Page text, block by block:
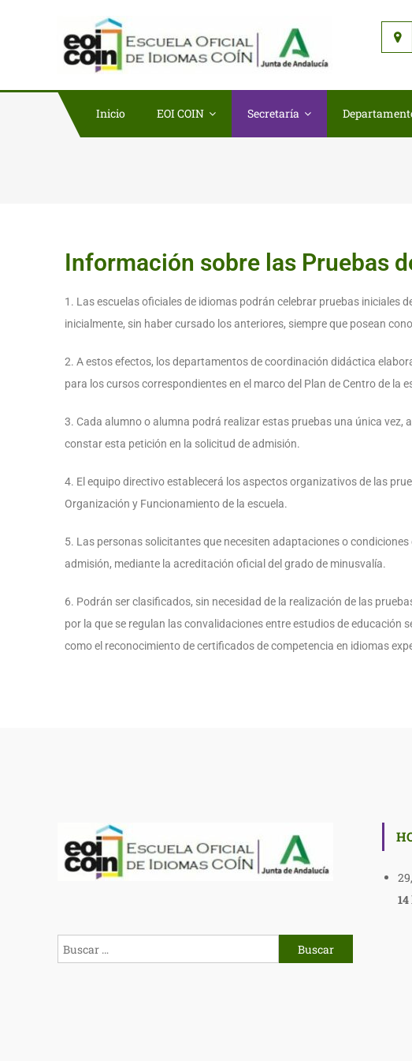
EOI COIN
Escuela oficial
Inicio EOI COIN Secretaría
Información sobre las Pruebas
1. Las escuelas oficiales de idiomas podrán celebrar pruebas
inicialmente, sin haber cursado los anteriores, siempre que posean
2. A estos efectos, los departamentos de coordinación didáctica
para los cursos correspondientes en el marco del Plan de Centro de la
3. Cada alumno o alumna podrá realizar estas pruebas una única
constar esta petición en la solicitud de admisión.
4. El equipo directivo establecerá los aspectos organizativos de las
Organización y Funcionamiento de la escuela.
5. Las personas solicitantes que necesiten adaptaciones o
admisión, mediante la acreditación oficial del grado de minusvalía.
6. Podrán ser clasificados, sin necesidad de la realización de las
por la que se regulan las convalidaciones entre estudios de educación
como el reconocimiento de certificados de competencia en idiomas
14